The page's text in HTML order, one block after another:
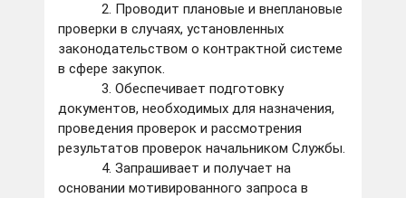
2. Проводит плановые и внеплановые
проверки в случаях, установленных
законодательством о контрактной системе
в сфере закупок.
3. Обеспечивает подготовку
документов, необходимых для назначения,
проведения проверок и рассмотрения
результатов проверок начальником Службы.
4. Запрашивает и получает на
основании мотивированного запроса в